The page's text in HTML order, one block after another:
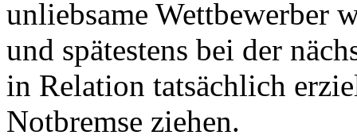
unliebsame Wettbewerber
und spätestens bei der
in Relation tatsächlich
Notbremse ziehen.